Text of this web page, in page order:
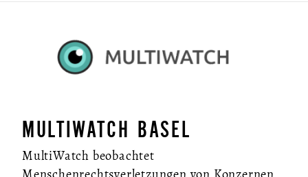
MULTIWATCH BASEL
MultiWatch beobachtet